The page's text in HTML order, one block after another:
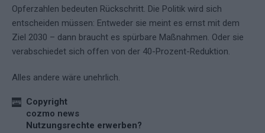
Opferzahlen bedeuten Rückschritt. Die Politik wird sich
entscheiden müssen: Entweder sie meint es ernst mit dem
Ziel 2030 – dann braucht es spürbare Maßnahmen. Oder sie
verabschiedet sich offen von der 40-Prozent-Reduktion.
Alles andere wäre unehrlich.
Copyright
cozmo news
Nutzungsrechte erwerben?